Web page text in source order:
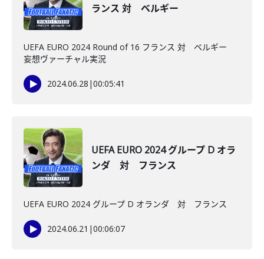
ランス 対 ベルギー
UEFA EURO 2024 Round of 16 フランス 対 ベルギー
妄想ヴァーチャル実況
2024.06.28 |00:05:41
UEFA EURO 2024 グループ D オラ
ンダ 対 フランス
UEFA EURO 2024 グループ D オランダ 対 フランス
2024.06.21 |00:06:07